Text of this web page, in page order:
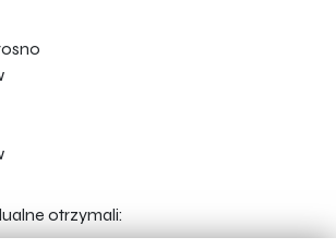
otrzymali: